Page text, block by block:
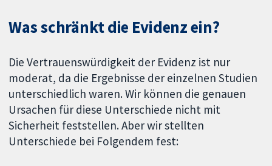
Was schränkt die Evidenz ein?
Die Vertrauenswürdigkeit der Evidenz ist nur
moderat, da die Ergebnisse der einzelnen Studien
unterschiedlich waren. Wir können die genauen
Ursachen für diese Unterschiede nicht mit
Sicherheit feststellen. Aber wir stellten
Unterschiede bei Folgendem fest: